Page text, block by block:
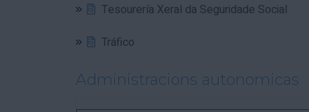
Tesourería Xeral da Seguridade Social
Tráfico
Administracions autonomicas